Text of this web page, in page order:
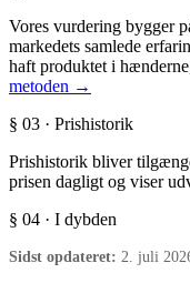
Vores vurdering bygger
markedets samlede
haft produktet i
metoden →
§ 03 · Prishistorik
Prishistorik bliver
prisen dagligt og viser
§ 04 · I dybden
Sidst opdateret: 2. juli